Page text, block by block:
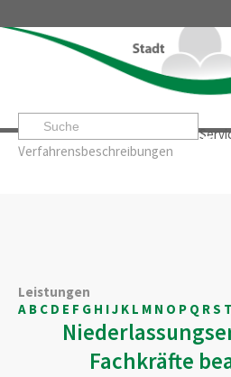
Startseite» »
Verfahrensbeschreibungen
Leben & Erleben Rathaus &
Leistungen
A B C D E F G H IJ K L M N O P Q RS T
Fachkräfte